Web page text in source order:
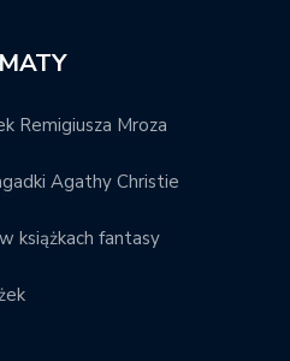
Remigiusza Mroza
Agathy Christie
książkach fantasy